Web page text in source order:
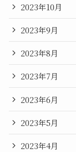
2023年10月
2023年9月
2023年8月
2023年7月
2023年6月
2023年5月
2023年4月